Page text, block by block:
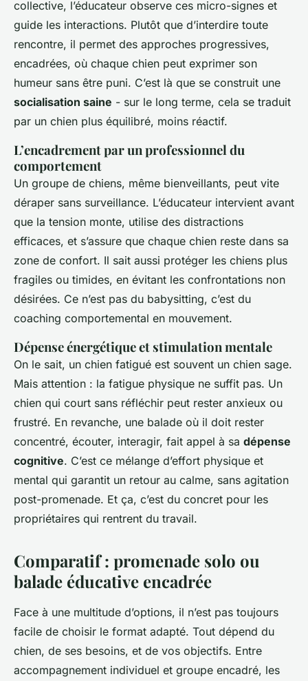
collective, l’éducateur observe ces micro-signes et
guide les interactions. Plutôt que d’interdire toute
rencontre, il permet des approches progressives,
encadrées, où chaque chien peut exprimer son
humeur sans être puni. C’est là que se construit une
socialisation saine - sur le long terme, cela se traduit
par un chien plus équilibré, moins réactif.
L’encadrement par un professionnel du
comportement
Un groupe de chiens, même bienveillants, peut vite
déraper sans surveillance. L’éducateur intervient avant
que la tension monte, utilise des distractions
efficaces, et s’assure que chaque chien reste dans sa
zone de confort. Il sait aussi protéger les chiens plus
fragiles ou timides, en évitant les confrontations non
désirées. Ce n’est pas du babysitting, c’est du
coaching comportemental en mouvement.
Dépense énergétique et stimulation mentale
On le sait, un chien fatigué est souvent un chien sage.
Mais attention : la fatigue physique ne suffit pas. Un
chien qui court sans réfléchir peut rester anxieux ou
frustré. En revanche, une balade où il doit rester
concentré, écouter, interagir, fait appel à sa dépense
cognitive. C’est ce mélange d’effort physique et
mental qui garantit un retour au calme, sans agitation
post-promenade. Et ça, c’est du concret pour les
propriétaires qui rentrent du travail.
Comparatif : promenade solo ou
balade éducative encadrée
Face à une multitude d’options, il n’est pas toujours
facile de choisir le format adapté. Tout dépend du
chien, de ses besoins, et de vos objectifs. Entre
accompagnement individuel et groupe encadré, les